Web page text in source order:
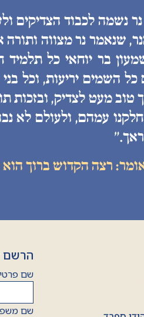
נר נשמה לכבוד הצדיקים
שנאמר נר מצווה
בר יוחאי כל
השמים יריעות, וכל בני
טוב מעט לצדיק, ובזכות
עמהם, ולעולם לא
אומר: רצה הקדוש ברוך
הרשם
שם
שם